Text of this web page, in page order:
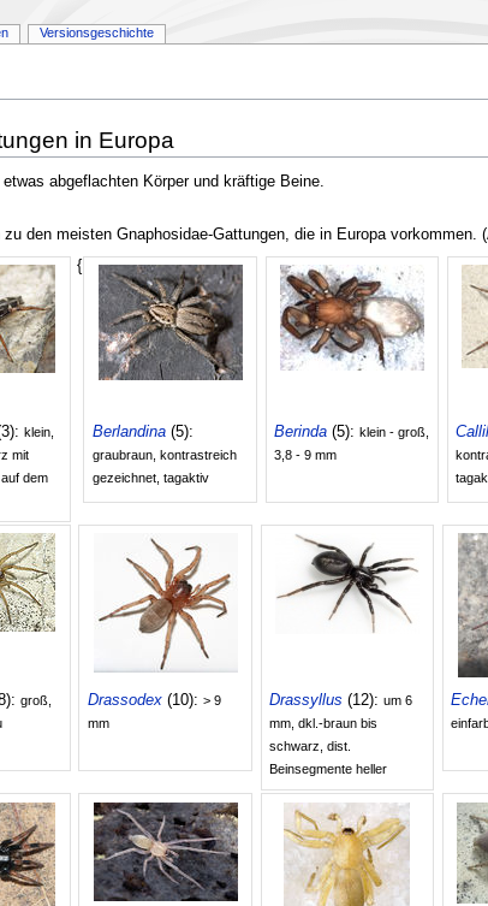
in Europa
abgeflachten Körper und kräftige Beine.
den meisten Gnaphosidae-Gattungen, die in Europa
klein,
mit
dem
{
Berlandina(5):
graubraun, kontrastreich
gezeichnet, tagaktiv
Berinda(5): klein - groß,
3,8 - 9 mm
groß,
Drassodex(10): > 9
mm
Drassyllus (12): um 6
mm, dkl.-braun bis
schwarz, dist.
Beinsegmente heller
Versionsgeschichte